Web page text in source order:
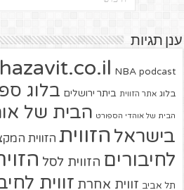
ענן תגיות
hazavit.co.il NBA podcast
בלוג אתר הזווית ביתר ירושלים בלוג
הבית של אוהדי הספורט הבית של
בישראל הזווית הזווית
לחיבורים הזווית לסל
תל אביב זווית אחרת זווית